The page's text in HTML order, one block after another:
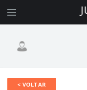
< VOLTAR